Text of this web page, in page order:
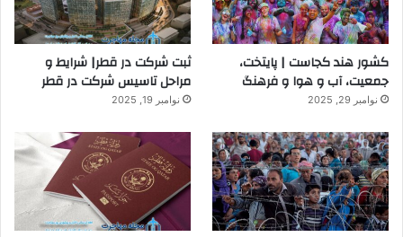
کشور هند کجاست | پایتخت،
جمعیت، آب و هوا و فرهنگ
نوامبر 29, 2025
ثبت شرکت در قطر| شرایط و
مراحل تاسیس شرکت در قطر
نوامبر 19, 2025